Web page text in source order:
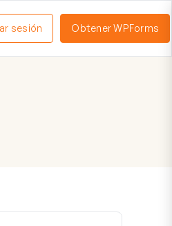
sesión Obtener WPForms